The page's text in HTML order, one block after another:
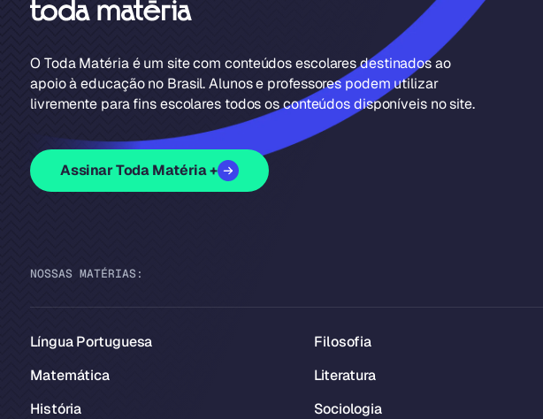
O Toda Matéria é um site com conteúdos escolares destinados ao
apoio à educação no Brasil. Alunos e professores podem utilizar
livremente para fins escolares todos os conteúdos disponíveis no site.
Assinar Toda Matéria +
NOSSAS MATÉRIAS:
Língua Portuguesa
Matemática
História
Filosofia
Literatura
Sociologia